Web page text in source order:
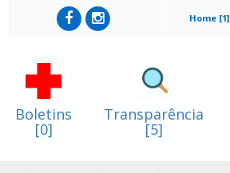
Home [1]
Boletins
[0]
Transparência
[5]